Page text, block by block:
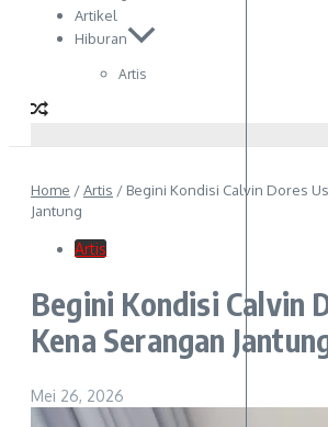
Artikel
Hiburan
Artis
Home /Artis / Begini Kondisi Calvin Dores
Jantung
Artis
Begini Kondisi Calvin
Kena Serangan
Mei 26, 2026